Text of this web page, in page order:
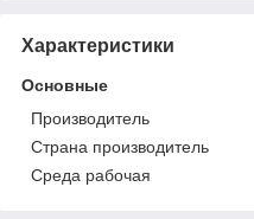
Характеристики
Основные
Производитель
Страна производитель
Среда рабочая